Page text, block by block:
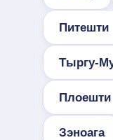
Питешти
Тыргу-
Плоешти
Зэноага